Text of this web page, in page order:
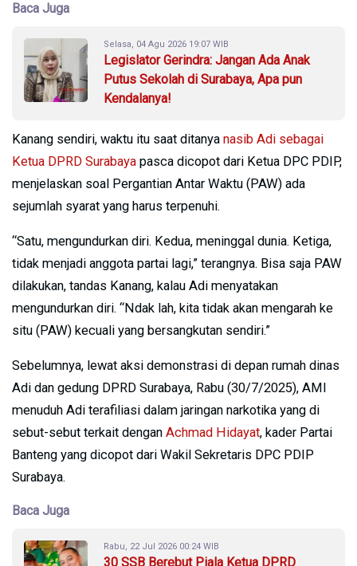
Baca Juga
Selasa, 04 Agu 2026 19:07 WIB
Legislator Gerindra: Jangan Ada Anak
Putus Sekolah di Surabaya, Apa pun
Kendalanya!
Kanang sendiri, waktu itu saat ditanya nasib Adi sebagai
Ketua DPRD Surabaya pasca dicopot dari Ketua DPC PDIP,
menjelaskan soal Pergantian Antar Waktu (PAW) ada
sejumlah syarat yang harus terpenuhi.
“Satu, mengundurkan diri. Kedua, meninggal dunia. Ketiga,
tidak menjadi anggota partai lagi,” terangnya. Bisa saja PAW
dilakukan, tandas Kanang, kalau Adi menyatakan
mengundurkan diri. “Ndak lah, kita tidak akan mengarah ke
situ (PAW) kecuali yang bersangkutan sendiri.”
Sebelumnya, lewat aksi demonstrasi di depan rumah dinas
Adi dan gedung DPRD Surabaya, Rabu (30/7/2025), AMI
menuduh Adi terafiliasi dalam jaringan narkotika yang di
sebut-sebut terkait dengan Achmad Hidayat, kader Partai
Banteng yang dicopot dari Wakil Sekretaris DPC PDIP
Surabaya.
Baca Juga
Rabu, 22 Jul 2026 00:24 WIB
30 SSB Berebut Piala Ketua DPRD